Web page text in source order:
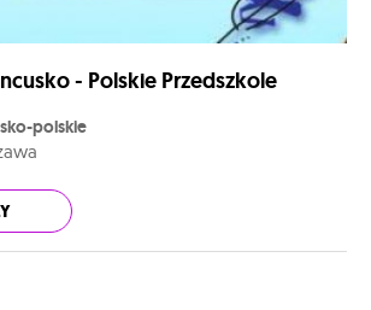
- Polskie Przedszkole
polskie